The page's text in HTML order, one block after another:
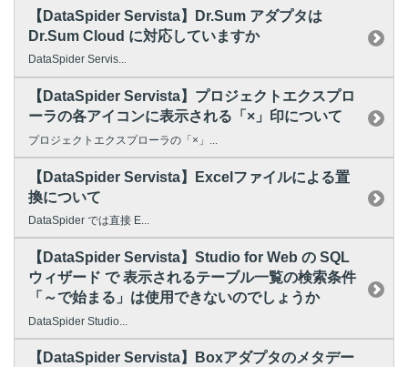
【DataSpider Servista】Dr.Sum アダプタは
Dr.Sum Cloud に対応していますか
DataSpider Servis...
【DataSpider Servista】プロジェクトエクスプロ
ーラの各アイコンに表示される「×」印について
プロジェクトエクスプローラの「×」...
【DataSpider Servista】Excelファイルによる置
換について
DataSpider では直接 E...
【DataSpider Servista】Studio for Web の SQL
ウィザード で 表示されるテーブル一覧の検索条件
「～で始まる」は使用できないのでしょうか
DataSpider Studio...
【DataSpider Servista】Boxアダプタのメタデー